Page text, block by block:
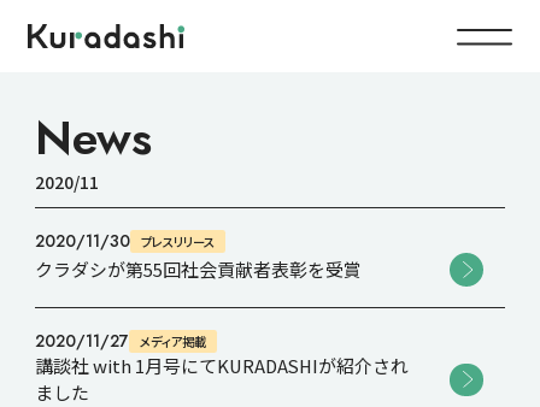
Top
Service
Food
Energy
Impact
Company
News
2020/11
2020/11/30 プレスリリース
クラダシが第55回社会貢献者表彰を受賞
2020/11/27 メディア掲載
講談社 with 1月号にてKURADASHIが紹介され
ました